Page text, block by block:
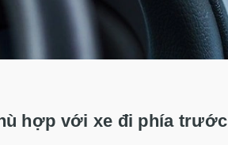
hợp với xe đi phía trước